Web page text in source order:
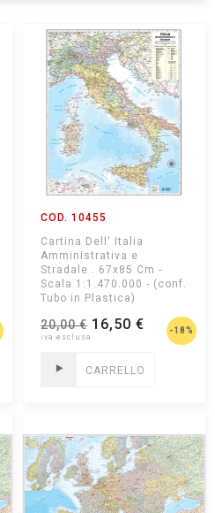
COD. 10455
Cartina Dell' Italia
Amministrativa e
Stradale . 67x85 Cm -
Scala 1:1.470.000 - (conf.
Tubo in Plastica)
20,00 € 16,50 € -18%
CARRELLO